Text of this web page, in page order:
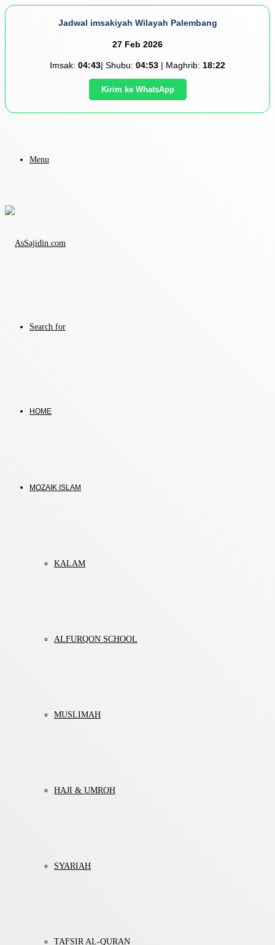
Jadwal imsakiyah Wilayah Palembang
27 Feb 2026
Imsak: 04:43| Shubu: 04:53 | Maghrib: 18:22
Kirim ke WhatsApp
Menu
Search for
HOME
MOZAIK ISLAM
KALAM
ALFURQON SCHOOL
MUSLIMAH
HAJI & UMROH
SYARIAH
TAFSIR AL-QURAN